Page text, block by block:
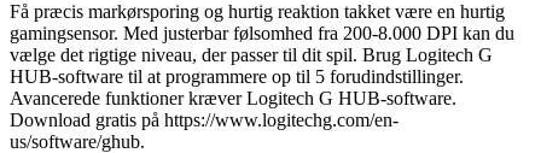
Få præcis markørsporing og hurtig reaktion takket være en hurtig
gamingsensor. Med justerbar følsomhed fra 200-8.000 DPI kan du
vælge det rigtige niveau, der passer til dit spil. Brug Logitech G
HUB-software til at programmere op til 5 forudindstillinger.
Avancerede funktioner kræver Logitech G HUB-software.
Download gratis på https://www.logitechg.com/en-
us/software/ghub.